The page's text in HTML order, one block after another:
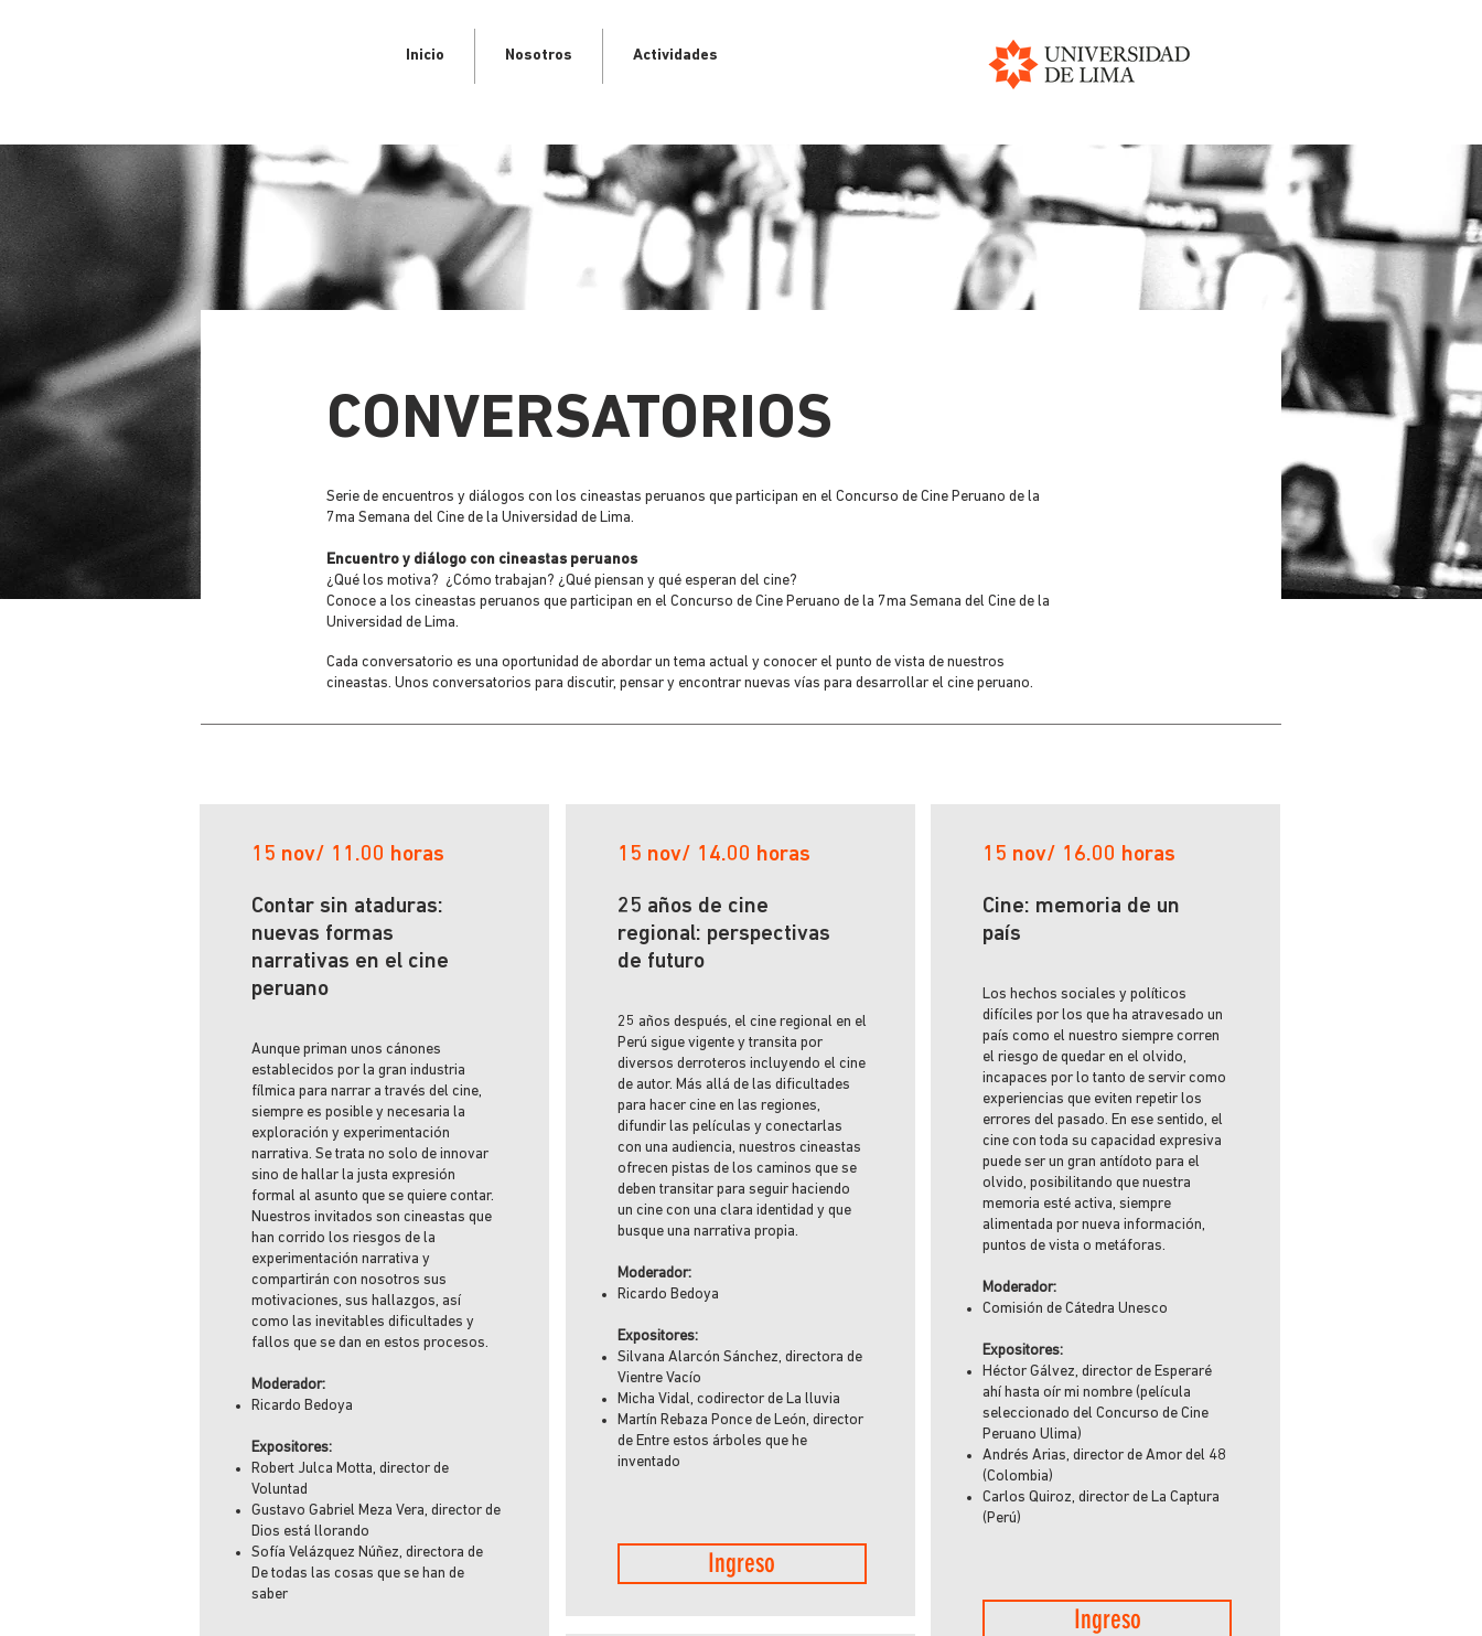
Inicio Nosotros Actividades
CONVERSATORIOS
Serie de encuentros y diálogos con los cineastas peruanos que participan en el Concurso de Cine Peruano de la
7ma Semana del Cine de la Universidad de Lima.
Encuentro y diálogo con cineastas peruanos
¿Qué los motiva? ¿Cómo trabajan? ¿Qué piensan y qué esperan del cine?
Conoce a los cineastas peruanos que participan en el Concurso de Cine Peruano de la 7ma Semana del Cine de la
Universidad de Lima.
Cada conversatorio es una oportunidad de abordar un tema actual y conocer el punto de vista de nuestros
cineastas. Unos conversatorios para discutir, pensar y encontrar nuevas vías para desarrollar el cine peruano.
15 nov/ 11.00 horas
Contar sin ataduras:
nuevas formas
narrativas en el cine
peruano
Aunque priman unos cánones
establecidos por la gran industria
fílmica para narrar a través del cine,
siempre es posible y necesaria la
exploración y experimentación
narrativa. Se trata no solo de innovar
sino de hallar la justa expresión
formal al asunto que se quiere contar.
Nuestros invitados son cineastas que
han corrido los riesgos de la
experimentación narrativa y
compartirán con nosotros sus
motivaciones, sus hallazgos, así
como las inevitables dificultades y
fallos que se dan en estos procesos.
Moderador:
Ricardo Bedoya
Expositores:
Robert Julca Motta, director de
Voluntad
Gustavo Gabriel Meza Vera, director de
Dios está llorando
Sofía Velázquez Núñez, directora de
De todas las cosas que se han de
saber
15 nov/ 14.00 horas
25 años de cine
regional: perspectivas
de futuro
25 años después, el cine regional en el
Perú sigue vigente y transita por
diversos derroteros incluyendo el cine
de autor. Más allá de las dificultades
para hacer cine en las regiones,
difundir las películas y conectarlas
con una audiencia, nuestros cineastas
ofrecen pistas de los caminos que se
deben transitar para seguir haciendo
un cine con una clara identidad y que
busque una narrativa propia.
Moderador:
Ricardo Bedoya
Expositores:
Silvana Alarcón Sánchez, directora de
Vientre Vacío
Micha Vidal, codirector de La lluvia
Martín Rebaza Ponce de León, director
de Entre estos árboles que he
inventado
Ingreso
15 nov/ 16.00 horas
Cine: memoria de un
país
Los hechos sociales y políticos
difíciles por los que ha atravesado un
país como el nuestro siempre corren
el riesgo de quedar en el olvido,
incapaces por lo tanto de servir como
experiencias que eviten repetir los
errores del pasado. En ese sentido, el
cine con toda su capacidad expresiva
puede ser un gran antídoto para el
olvido, posibilitando que nuestra
memoria esté activa, siempre
alimentada por nueva información,
puntos de vista o metáforas.
Moderador:
Comisión de Cátedra Unesco
Expositores:
Héctor Gálvez, director de Esperaré
ahí hasta oír mi nombre (película
seleccionado del Concurso de Cine
Peruano Ulima)
Andrés Arias, director de Amor del 48
(Colombia)
Carlos Quiroz, director de La Captura
(Perú)
Ingreso